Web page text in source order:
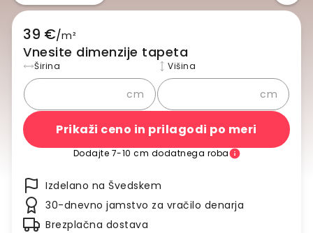
39 €/m²
Vnesite dimenzije tapeta
Širina
cm
Višina
cm
Prikaži ceno in prilagodi po meri
Dodajte 7-10 cm dodatnega roba
Izdelano na Švedskem
30-dnevno jamstvo za vračilo denarja
Brezplačna dostava